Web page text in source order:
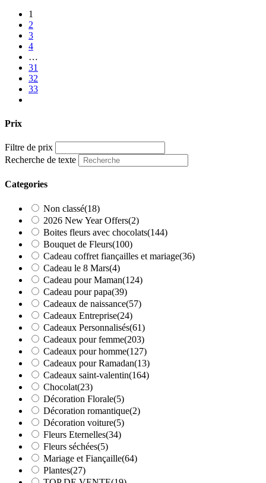
1
2
3
4
…
31
32
33
Prix
Filtre de prix
Recherche de texte
Categories
Non classé(18)
2026 New Year Offers(2)
Boites fleurs avec chocolats(144)
Bouquet de Fleurs(100)
Cadeau coffret fiançailles et mariage(36)
Cadeau le 8 Mars(4)
Cadeau pour Maman(124)
Cadeau pour papa(39)
Cadeaux de naissance(57)
Cadeaux Entreprise(24)
Cadeaux Personnalisés(61)
Cadeaux pour femme(203)
Cadeaux pour homme(127)
Cadeaux pour Ramadan(13)
Cadeaux saint-valentin(164)
Chocolat(23)
Décoration Florale(5)
Décoration romantique(2)
Décoration voiture(5)
Fleurs Eternelles(34)
Fleurs séchées(5)
Mariage et Fiançaille(64)
Plantes(27)